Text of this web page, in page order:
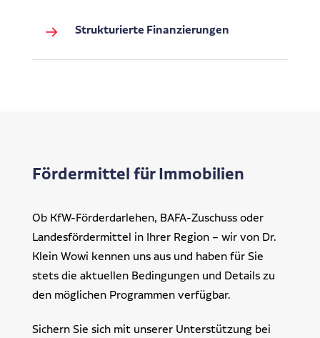
Strukturierte Finanzierungen
Fördermittel für Immobilien
Ob KfW-Förderdarlehen, BAFA-Zuschuss oder
Landesfördermittel in Ihrer Region – wir von Dr.
Klein Wowi kennen uns aus und haben für Sie
stets die aktuellen Bedingungen und Details zu
den möglichen Programmen verfügbar.
Sichern Sie sich mit unserer Unterstützung bei